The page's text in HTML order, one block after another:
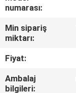
KONTROL
BIZIMLE
ILETIŞIME
numarası:
Min sipariş
miktarı:
Fiyat:
Ambalaj
bilgileri: